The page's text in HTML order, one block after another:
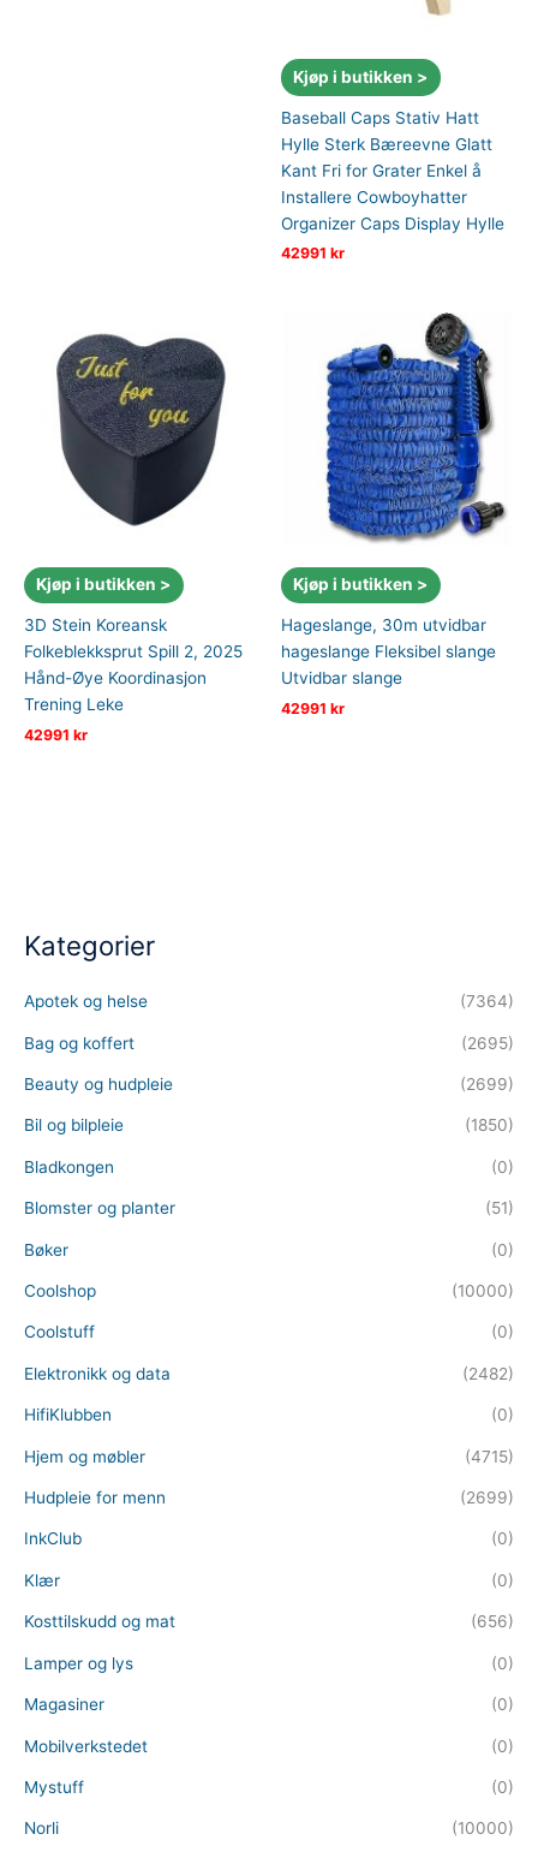
Kjøp i butikken >
Baseball Caps Stativ Hatt
Hylle Sterk Bæreevne Glatt
Kant Fri for Grater Enkel å
Installere Cowboyhatter
Organizer Caps Display Hylle
42991 kr
Kjøp i butikken >
3D Stein Koreansk
Folkeblekksprut Spill 2, 2025
Hånd-Øye Koordinasjon
Trening Leke
42991 kr
Kjøp i butikken >
Hageslange, 30m utvidbar
hageslange Fleksibel slange
Utvidbar slange
42991 kr
Kategorier
Apotek og helse (7364)
Bag og koffert (2695)
Beauty og hudpleie (2699)
Bil og bilpleie (1850)
Bladkongen (0)
Blomster og planter (51)
Bøker (0)
Coolshop (10000)
Coolstuff (0)
Elektronikk og data (2482)
HifiKlubben (0)
Hjem og møbler (4715)
Hudpleie for menn (2699)
InkClub (0)
Klær (0)
Kosttilskudd og mat (656)
Lamper og lys (0)
Magasiner (0)
Mobilverkstedet (0)
Mystuff (0)
Norli (10000)